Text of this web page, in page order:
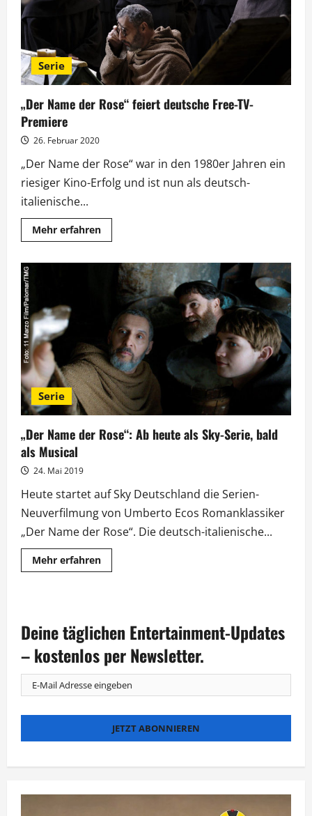
Serie
„Der Name der Rose“ feiert deutsche Free-TV-
Premiere
26. Februar 2020
„Der Name der Rose“ war in den 1980er Jahren ein
riesiger Kino-Erfolg und ist nun als deutsch-
italienische...
Mehr erfahrenMehr
Informationen
Name
Rose“
feiert
deutsche
Free-
TV-
Premiere
Serie
„Der Name der Rose“: Ab heute als Sky-Serie, bald
als Musical
24. Mai 2019
Heute startet auf Sky Deutschland die Serien-
Neuverfilmung von Umberto Ecos Romanklassiker
„Der Name der Rose“. Die deutsch-italienische...
Mehr erfahrenMehr
Informationen
Ab
heute
Sky-
Serie,
bald
als
Musical
Deine täglichen Entertainment-Updates
– kostenlos per Newsletter.